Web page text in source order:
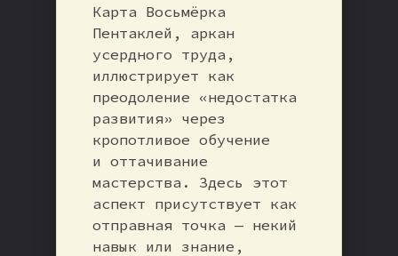
Карта Восьмёрка
Пентаклей, аркан
усердного труда,
иллюстрирует как
преодоление «недостатка
развития» через
кропотливое обучение
и оттачивание
мастерства. Здесь этот
аспект присутствует как
отправная точка — некий
навык или знание,